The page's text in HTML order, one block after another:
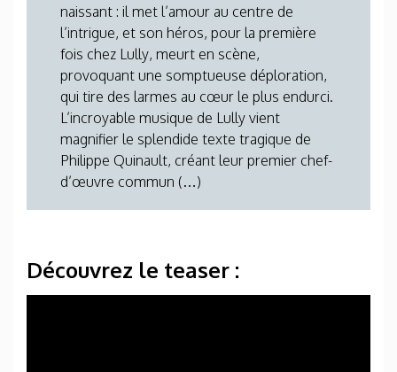
naissant : il met l’amour au centre de
l’intrigue, et son héros, pour la première
fois chez Lully, meurt en scène,
provoquant une somptueuse déploration,
qui tire des larmes au cœur le plus endurci.
L’incroyable musique de Lully vient
magnifier le splendide texte tragique de
Philippe Quinault, créant leur premier chef-
d’œuvre commun (…)
Découvrez le teaser :